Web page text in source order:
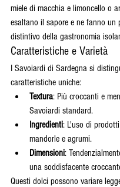
miele di macchia e limoncello o
esaltano il sapore e ne fanno un
distintivo della gastronomia
Caratteristiche e Varietà
I Savoiardi di Sardegna si
caratteristiche uniche:
Textura: Più croccanti e
Savoiardi standard.
Ingredienti: L'uso di
mandorle e agrumi.
Dimensioni:
una soddisfacente
Questi dolci possono variare